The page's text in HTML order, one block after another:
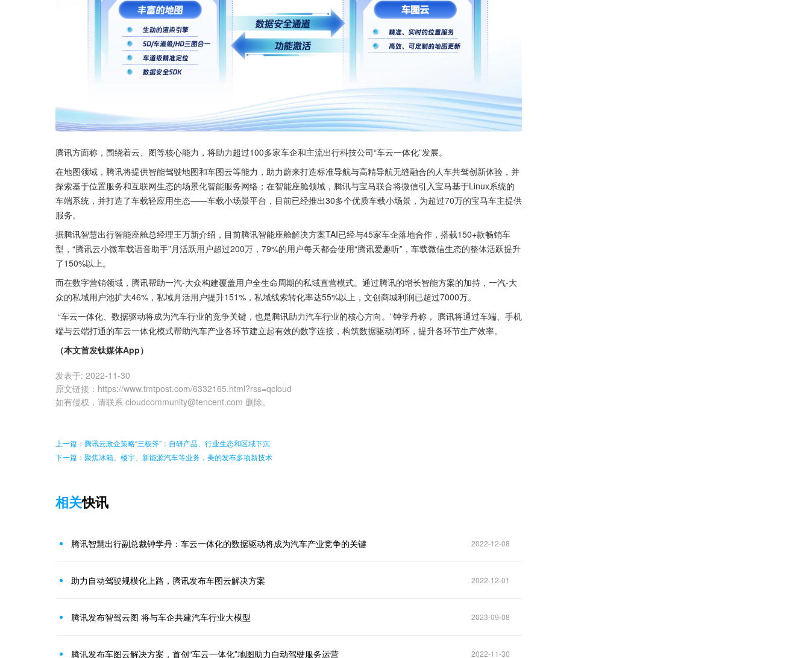
腾讯方面称，围绕着云、图等核心能力，将助力超过100多家车企和主流出行科技公司“车云一体化”发展。
在地图领域，腾讯将提供智能驾驶地图和车图云等能力，助力蔚来打造标准导航与高精导航无缝融合的人车共驾创新体验，并
探索基于位置服务和互联网生态的场景化智能服务网络；在智能座舱领域，腾讯与宝马联合将微信引入宝马基于Linux系统的
车端系统，并打造了车载轻应用生态——车载小场景平台，目前已经推出30多个优质车载小场景，为超过70万的宝马车主提供
服务。
据腾讯智慧出行智能座舱总经理王万新介绍，目前腾讯智能座舱解决方案TAI已经与45家车企落地合作，搭载150+款畅销车
型，“腾讯云小微车载语音助手”月活跃用户超过200万，79%的用户每天都会使用“腾讯爱趣听”，车载微信生态的整体活跃提升
了150%以上。
而在数字营销领域，腾讯帮助一汽-大众构建覆盖用户全生命周期的私域直营模式。通过腾讯的增长智能方案的加持，一汽-大
众的私域用户池扩大46%，私域月活用户提升151%，私域线索转化率达55%以上，文创商城利润已超过7000万。
端与云端打通的车云一体化模式帮助汽车产业各环节建立起有效的数字连接，构筑数据驱动闭环，提升各环节生产效率。
（本文首发钛媒体App）
发表于: 2022-11-30
原文链接 ： https://www.tmtpost.com/6332165.html?rss=qcloud
如有侵权，请联系 cloudcommunity@tencent.com 删除。
上一篇：腾讯云政企策略“三板斧”：自研产品、行业生态和区域下沉
下一篇：聚焦冰箱、楼宇、新能源汽车等业务，美的发布多项新技术
相关快讯
腾讯智慧出行副总裁钟学丹：车云一体化的数据驱动将成为汽车产业竞争的关键 2022-12-08
助力自动驾驶规模化上路，腾讯发布车图云解决方案 2022-12-01
腾讯发布智驾云图 将与车企共建汽车行业大模型 2023-09-08
腾讯发布车图云解决方案，首创“车云一体化”地图助力自动驾驶服务运营 2022-11-30